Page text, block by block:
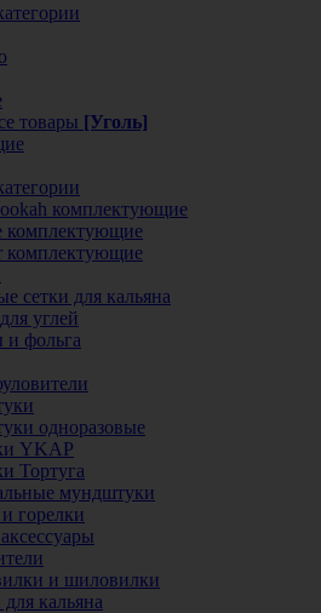
товары [Уголь]
комплектующие
комплектующие
комплектующие
сетки для кальяна
углей
и фольга
одноразовые
YKAP
Тортуга
мундштуки
горелки
и шиловилки
кальяна